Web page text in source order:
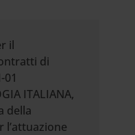
il
di
01
ITALIANA,
della